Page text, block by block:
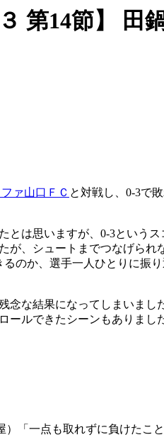
第14節】
ァ山口ＦＣ と対戦し、0-3で
は思いますが、0-3という
、シュートまでつなげら
のか、選手一人ひとりに振
な結果になってしまいま
ルできたシーンもありま
「一点も取れずに負けたこと